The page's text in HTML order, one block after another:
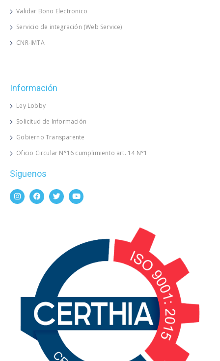
Validar Bono Electronico
Servicio de integración (Web Service)
CNR-IMTA
Información
Ley Lobby
Solicitud de Información
Gobierno Transparente
Oficio Circular N°16 cumplimiento art. 14 N°1
Síguenos